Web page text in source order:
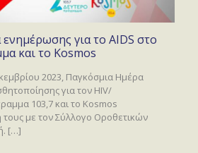
για το AIDS στο
και το Kosmos
2023, Παγκόσμια Ημέρα
για τον HIV/
103,7 και το Kosmos
με τον Σύλλογο Οροθετικών
[…]